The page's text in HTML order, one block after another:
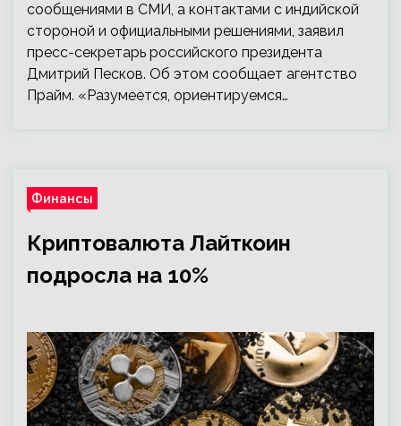
сообщениями в СМИ, а контактами с индийской
стороной и официальными решениями, заявил
пресс-секретарь российского президента
Дмитрий Песков. Об этом сообщает агентство
Прайм. «Разумеется, ориентируемся…
Финансы
Криптовалюта Лайткоин
подросла на 10%